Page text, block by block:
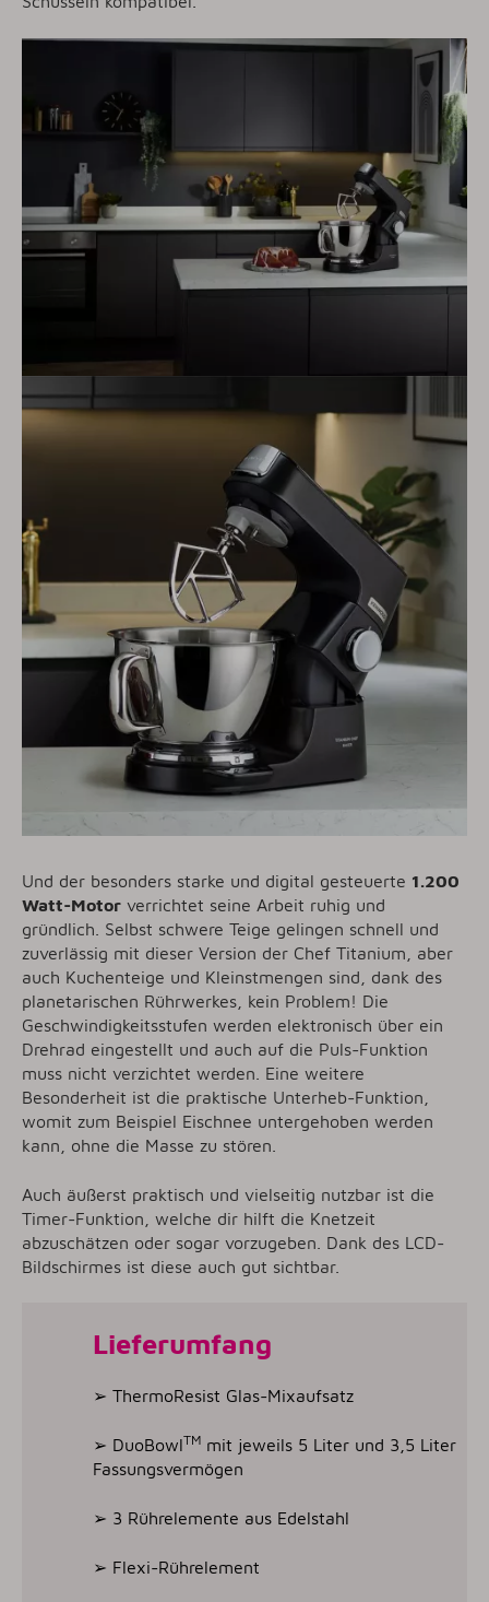
Und der besonders starke und digital gesteuerte 1.200
Watt-Motor verrichtet seine Arbeit ruhig und
gründlich. Selbst schwere Teige gelingen schnell und
zuverlässig mit dieser Version der Chef Titanium, aber
auch Kuchenteige und Kleinstmengen sind, dank des
planetarischen Rührwerkes, kein Problem! Die
Geschwindigkeitsstufen werden elektronisch über ein
Drehrad eingestellt und auch auf die Puls-Funktion
muss nicht verzichtet werden. Eine weitere
Besonderheit ist die praktische Unterheb-Funktion,
womit zum Beispiel Eischnee untergehoben werden
kann, ohne die Masse zu stören.
Auch äußerst praktisch und vielseitig nutzbar ist die
Timer-Funktion, welche dir hilft die Knetzeit
abzuschätzen oder sogar vorzugeben. Dank des LCD-
Bildschirmes ist diese auch gut sichtbar.
Lieferumfang
➢ ThermoResist Glas-Mixaufsatz
➢ DuoBowlTM mit jeweils 5 Liter und 3,5 Liter
Fassungsvermögen
➢ 3 Rührelemente aus Edelstahl
➢ Flexi-Rührelement